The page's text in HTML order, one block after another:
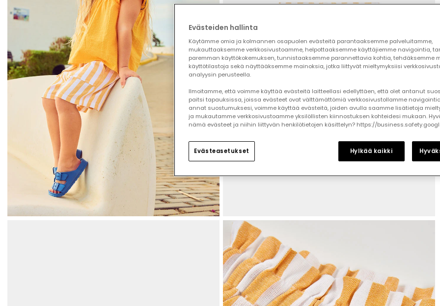
Evästeiden hallinta
Käytämme omia ja kolmannen osapuolen evästeitä parantaaksemme palveluitamme,
mukauttaaksemme verkkosivustoamme, helpottaaksemme käyttäjiemme navigointia,
paremman käyttökokemuksen, tunnistaaksemme parannettavia kohtia, tehdäksemme
käyttötilastoja sekä näyttääksemme mainoksia, jotka liittyvät mieltymyksiisi
analyysin perusteella.
Ilmoitamme, että voimme käyttää evästeitä laitteellasi edellyttäen, että olet antanut
paitsi tapauksissa, joissa evästeet ovat välttämättömiä verkkosivustollamme
annat suostumuksesi, voimme käyttää evästeitä, joiden avulla saamme lisätietoja
ja mukautamme verkkosivustoamme yksilöllisten kiinnostuksen kohteidesi mukaan.
nämä evästeet ja niihin liittyvän henkilötietojen käsittelyn? https://
Evästeasetukset Hylkää kaikki